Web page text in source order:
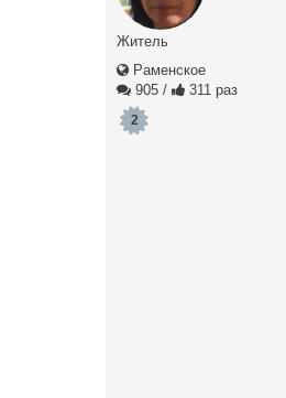
Житель
Раменское
905 / 311 раз
2